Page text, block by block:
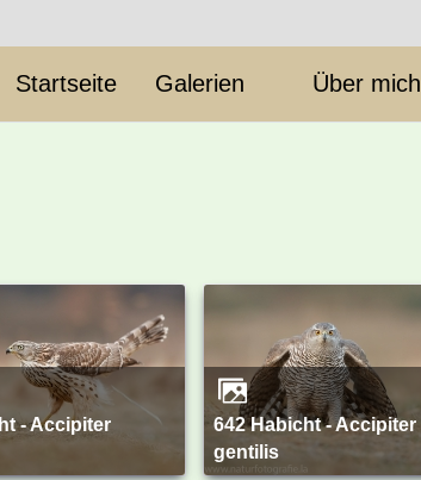
Startseite Galerien Über mich
642 Habicht - Accipiter
gentilis